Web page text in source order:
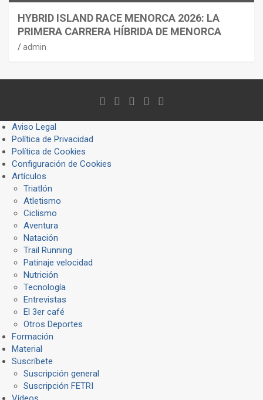
HYBRID ISLAND RACE MENORCA 2026: LA
PRIMERA CARRERA HÍBRIDA DE MENORCA
admin
Aviso Legal
Política de Privacidad
Política de Cookies
Configuración de Cookies
Artículos
Triatlón
Atletismo
Ciclismo
Aventura
Natación
Trail Running
Patinaje velocidad
Nutrición
Tecnología
Entrevistas
El 3er café
Otros Deportes
Formación
Material
Suscríbete
Suscripción general
Suscripción FETRI